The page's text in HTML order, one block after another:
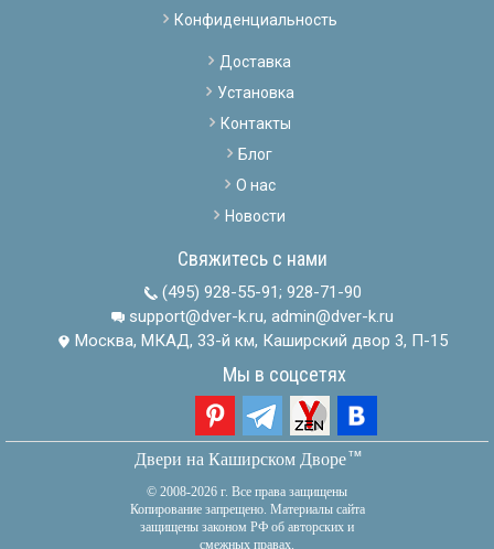
Конфиденциальность
Доставка
Установка
Контакты
Блог
О нас
Новости
Свяжитесь с нами
(495) 928-55-91; 928-71-90
support@dver-k.ru, admin@dver-k.ru
Москва, МКАД, 33-й км, Каширский двор 3, П-15
Мы в соцсетях
Двери на Каширском Дворетм
© 2008-2026 г. Все права защищены
Копирование запрещено. Материалы сайта
защищены законом РФ об авторских и
смежных правах.